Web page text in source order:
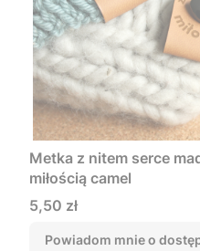
Metka z nitem serce
miłością camel
Cena
5,50 zł
Powiadom mnie o